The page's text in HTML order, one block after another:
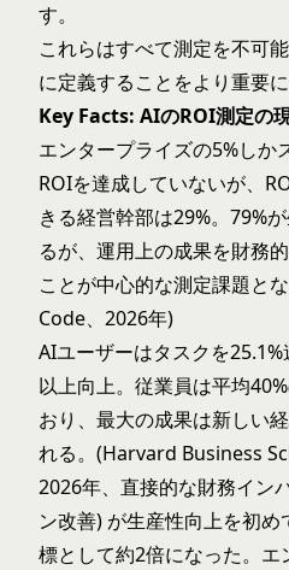
す。
これらはすべて測定を不可
に定義することをより重要に
Key Facts: AIのROI測定の
エンタープライズの5%しか
ROIを達成していないが、
きる経営幹部は29%。79%
るが、運用上の成果を財務
ことが中心的な測定課題と
Code、2026年)
AIユーザーはタスクを
以上向上。従業員は平均
おり、最大の成果は新しい
れる。(Harvard Business
2026年、直接的な財務イン
ン改善) が生産性向上を初
標として約2倍になった。